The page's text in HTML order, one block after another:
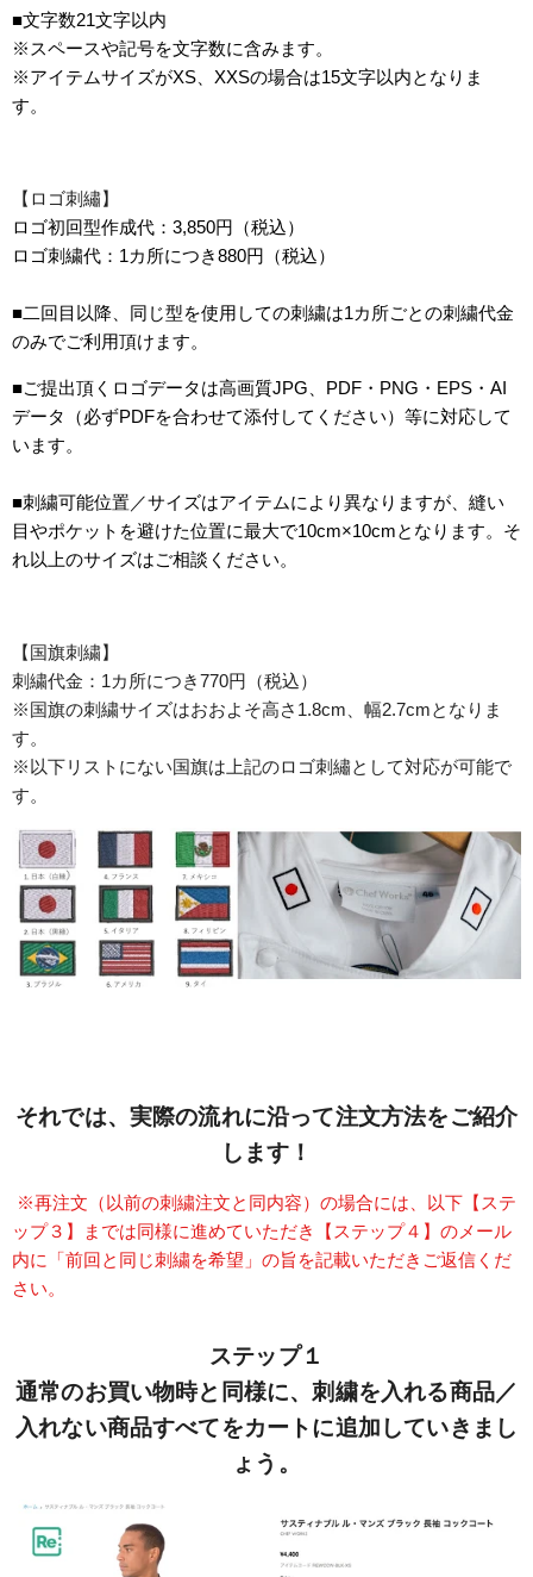
■文字数21文字以内
※スペースや記号を文字数に含みます。
※アイテムサイズがXS、XXSの場合は15文字以内となりま
す。
【ロゴ刺繡】
ロゴ初回型作成代：3,850円（税込）
ロゴ刺繍代：1カ所につき880円（税込）
■二回目以降、同じ型を使用しての刺繍は1カ所ごとの刺繍代金
のみでご利用頂けます。
■ご提出頂くロゴデータは高画質JPG、PDF・PNG・EPS・AI
データ（必ずPDFを合わせて添付してください）等に対応して
います。
■刺繍可能位置／サイズはアイテムにより異なりますが、縫い
目やポケットを避けた位置に最大で10cm×10cmとなります。そ
れ以上のサイズはご相談ください。
【国旗刺繍】
刺繍代金：1カ所につき770円（税込）
※国旗の刺繍サイズはおおよそ高さ1.8cm、幅2.7cmとなりま
す。
※以下リストにない国旗は上記のロゴ刺繡として対応が可能で
す。
それでは、実際の流れに沿って注文方法をご紹介
します！
※再注文（以前の刺繍注文と同内容）の場合には、以下【ステ
ップ３】までは同様に進めていただき【ステップ４】のメール
内に「前回と同じ刺繍を希望」の旨を記載いただきご返信くだ
さい。
ステップ１
通常のお買い物時と同様に、刺繍を入れる商品／
入れない商品すべてをカートに追加していきまし
ょう。